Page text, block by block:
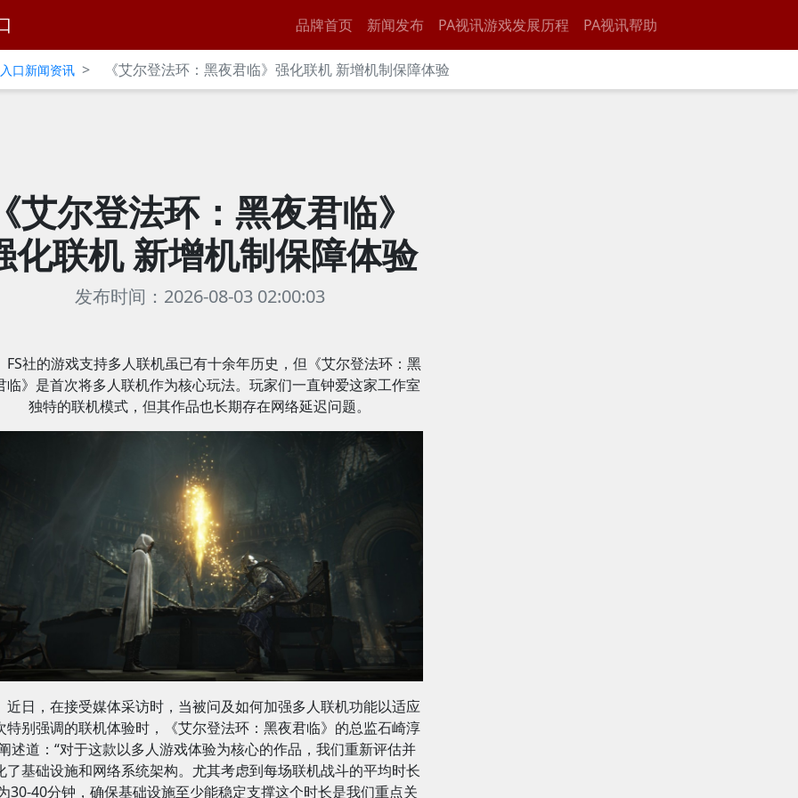
品牌首页 新闻发布 PA视讯游戏发展历程 PA视讯帮助
口新闻资讯 > 《艾尔登法环：黑夜君临》强化联机 新增机制保障体验
艾尔登法环：黑夜君临》
化联机 新增机制保障体验
发布时间：2026-08-03 02:00:03
FS社的游戏支持多人联机虽已有十余年历史，但《艾尔登法环：黑
临》是首次将多人联机作为核心玩法。玩家们一直钟爱这家工作室
独特的联机模式，但其作品也长期存在网络延迟问题。
近日，在接受媒体采访时，当被问及如何加强多人联机功能以适应
特别强调的联机体验时，《艾尔登法环：黑夜君临》的总监石崎淳
述道：“对于这款以多人游戏体验为核心的作品，我们重新评估并
了基础设施和网络系统架构。尤其考虑到每场联机战斗的平均时长
30-40分钟，确保基础设施至少能稳定支撑这个时长是我们重点关